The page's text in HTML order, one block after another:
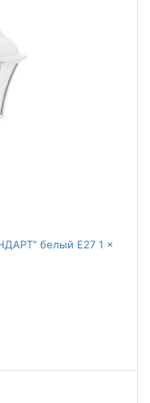
белый E27 1 x